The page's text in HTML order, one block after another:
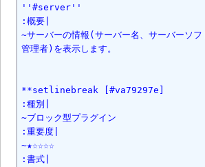
''#server''
:概要|
~サーバーの情報(サーバー名、サーバーソフ
管理者)を表示します。
**setlinebreak [#va79297e]
:種別|
~ブロック型プラグイン
:重要度|
~★☆☆☆☆
:書式|